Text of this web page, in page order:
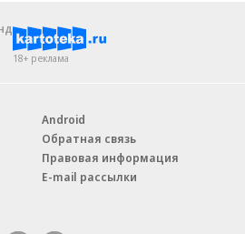
18+ реклама
Android
Обратная связь
Правовая информация
E-mail рассылки